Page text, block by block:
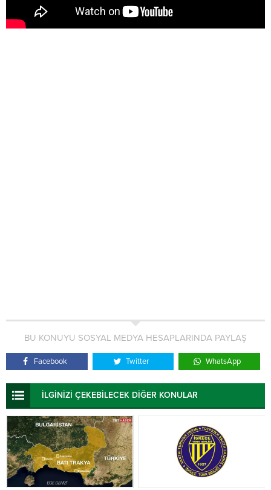
BU KONUYU SOSYAL MEDYA HESAPLARINDA PAYLAŞ
Facebook Twitter WhatsApp
İLGİNİZİ ÇEKEBİLECEK DİĞER KONULAR